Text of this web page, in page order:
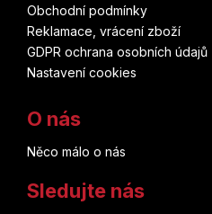
Obchodní podmínky
Reklamace, vrácení zboží
GDPR ochrana osobních údajů
Nastavení cookies
O nás
Něco málo o nás
Sledujte nás